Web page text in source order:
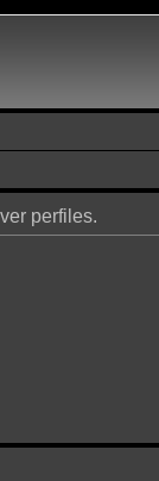
perfiles.